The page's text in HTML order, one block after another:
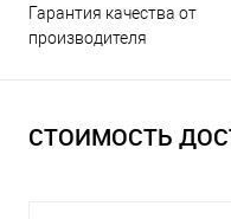
Гарантия качества от
производителя
СТОИМОСТЬ